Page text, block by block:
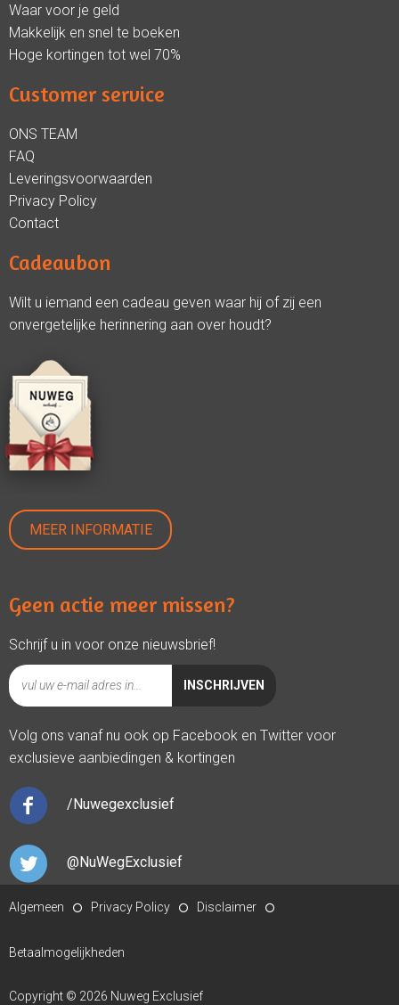
Waar voor je geld
Makkelijk en snel te boeken
Hoge kortingen tot wel 70%
Customer service
ONS TEAM
FAQ
Leveringsvoorwaarden
Privacy Policy
Contact
Cadeaubon
Wilt u iemand een cadeau geven waar hij of zij een
onvergetelijke herinnering aan over houdt?
MEER INFORMATIE
Geen actie meer missen?
Schrijf u in voor onze nieuwsbrief!
Volg ons vanaf nu ook op Facebook en Twitter voor
exclusieve aanbiedingen & kortingen
/Nuwegexclusief
@NuWegExclusief
Algemeen Privacy Policy Disclaimer
Betaalmogelijkheden
Copyright © 2026 Nuweg Exclusief